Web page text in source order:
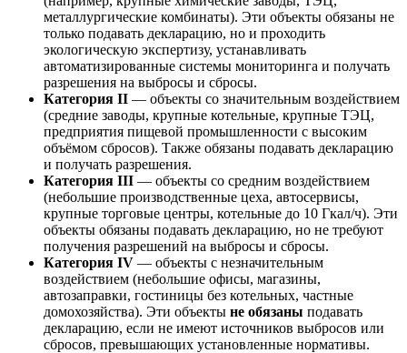
металлургические комбинаты). Эти объекты обязаны не
только подавать декларацию, но и проходить
экологическую экспертизу, устанавливать
автоматизированные системы мониторинга и получать
разрешения на выбросы и сбросы.
Категория II — объекты со значительным воздействием
(средние заводы, крупные котельные, крупные ТЭЦ,
предприятия пищевой промышленности с высоким
объёмом сбросов). Также обязаны подавать декларацию
и получать разрешения.
Категория III — объекты со средним воздействием
(небольшие производственные цеха, автосервисы,
крупные торговые центры, котельные до 10 Гкал/ч). Эти
объекты обязаны подавать декларацию, но не требуют
получения разрешений на выбросы и сбросы.
Категория IV — объекты с незначительным
воздействием (небольшие офисы, магазины,
автозаправки, гостиницы без котельных, частные
домохозяйства). Эти объекты не обязаны подавать
декларацию, если не имеют источников выбросов или
сбросов, превышающих установленные нормативы.